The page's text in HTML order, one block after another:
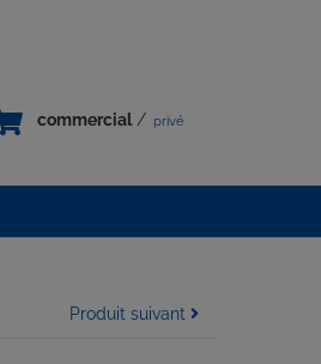
commercial / privé
Produit suivant